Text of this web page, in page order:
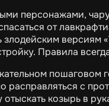
персонажами,
от
версиям
Правила
пошаговом
с
козырь в